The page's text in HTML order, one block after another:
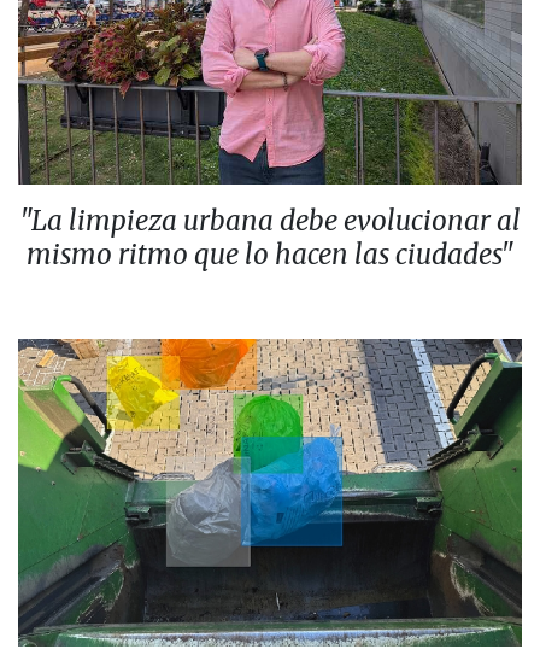
"La limpieza urbana debe evolucionar al
mismo ritmo que lo hacen las ciudades"